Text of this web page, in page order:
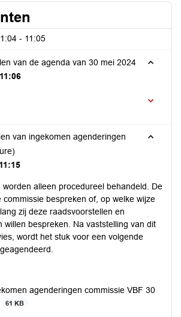
- 11:05
van de agenda van 30 mei 2024
van ingekomen agenderingen
worden alleen procedureel behandeld. De
commissie bespreken of, op welke wijze
zij deze raadsvoorstellen en
willen bespreken. Na vaststelling van dit
wordt het stuk voor een volgende
agenderingen commissie VBF 30
61 KB